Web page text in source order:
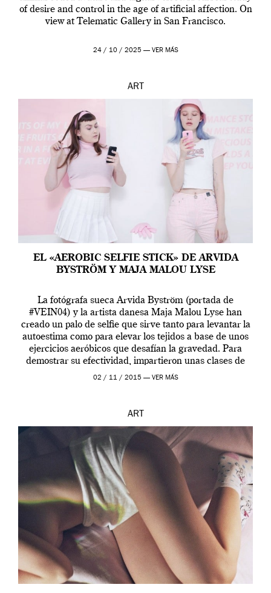
of desire and control in the age of artificial affection. On
view at Telematic Gallery in San Francisco.
24 / 10 / 2025 — VER MÁS
ART
EL «AEROBIC SELFIE STICK» DE ARVIDA
BYSTRÖM Y MAJA MALOU LYSE
La fotógrafa sueca Arvida Byström (portada de
#VEIN04) y la artista danesa Maja Malou Lyse han
creado un palo de selfie que sirve tanto para levantar la
autoestima como para elevar los tejidos a base de unos
ejercicios aeróbicos que desafían la gravedad. Para
demostrar su efectividad, impartieron unas clases de
prueba en el Tate […]
02 / 11 / 2015 — VER MÁS
ART